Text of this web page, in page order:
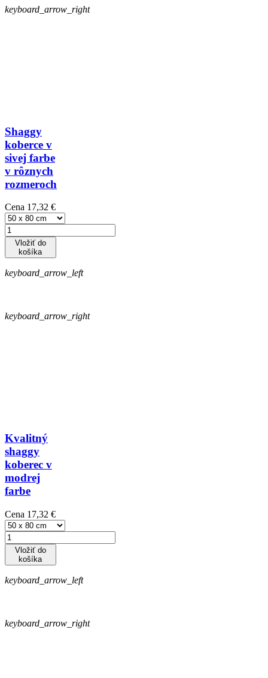
keyboard_arrow_right
Shaggy
koberce v
sivej farbe
v rôznych
rozmeroch
Cena 17,32 €
Vložiť do
košíka
keyboard_arrow_left
keyboard_arrow_right
Kvalitný
shaggy
koberec v
modrej
farbe
Cena 17,32 €
Vložiť do
košíka
keyboard_arrow_left
keyboard_arrow_right